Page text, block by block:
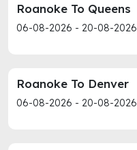
Roanoke To Queens
06-08-2026 - 20-08-2026
Roanoke To Denver
06-08-2026 - 20-08-2026